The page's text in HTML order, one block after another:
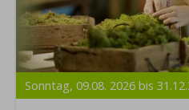
Sonntag,09.08. 2026 bis31.12.